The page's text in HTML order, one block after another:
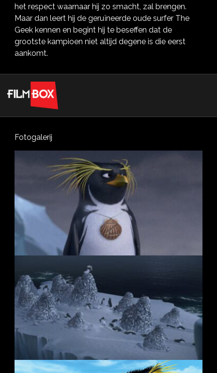
het respect waarnaar hij zo smacht, zal brengen.
Maar dan leert hij de geruïneerde oude surfer The
Geek kennen en begint hij te beseffen dat de
grootste kampioen niet altijd degene is die eerst
aankomt.
Fotogalerij